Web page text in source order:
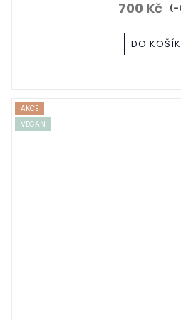
700 Kč
DO
AKCE
VEGAN